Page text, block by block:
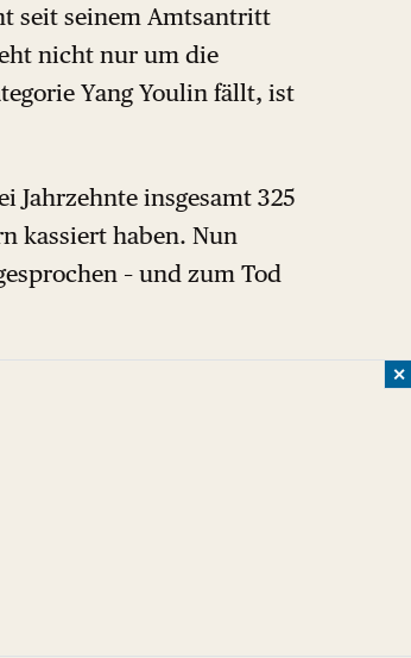
seit seinem Amtsantritt
nicht nur um die
Yang Youlin fällt, ist
Jahrzehnte insgesamt 325
kassiert haben. Nun
– und zum Tod
✕